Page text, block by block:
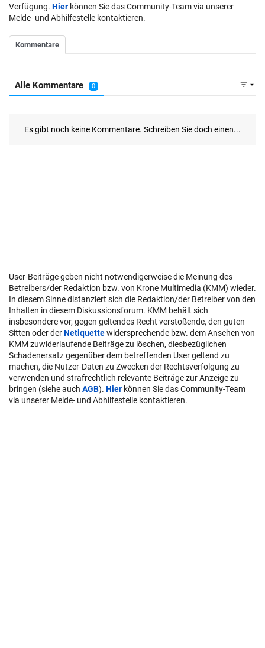
Verfügung. Hier können Sie das Community-Team via unserer
Melde- und Abhilfestelle kontaktieren.
User-Beiträge geben nicht notwendigerweise die Meinung des
Betreibers/der Redaktion bzw. von Krone Multimedia (KMM) wieder.
In diesem Sinne distanziert sich die Redaktion/der Betreiber von den
Inhalten in diesem Diskussionsforum. KMM behält sich
insbesondere vor, gegen geltendes Recht verstoßende, den guten
Sitten oder derNetiquettewidersprechende bzw. dem Ansehen von
KMM zuwiderlaufende Beiträge zu löschen, diesbezüglichen
Schadenersatz gegenüber dem betreffenden User geltend zu
machen, die Nutzer-Daten zu Zwecken der Rechtsverfolgung zu
verwenden und strafrechtlich relevante Beiträge zur Anzeige zu
bringen (siehe auch AGB). Hier können Sie das Community-Team
via unserer Melde- und Abhilfestelle kontaktieren.